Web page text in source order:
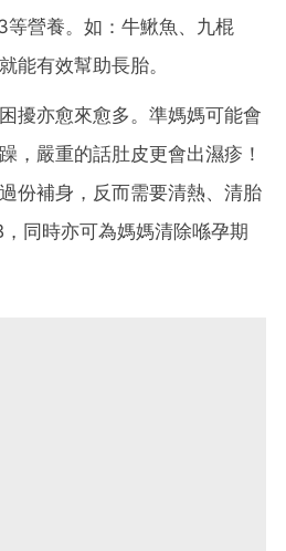
營養。如：牛鰍魚、九棍
能有效幫助長胎。
擾亦愈來愈多。準媽媽可能會
，嚴重的話肚皮更會出濕疹！
份補身，反而需要清熱、清胎
同時亦可為媽媽清除喺孕期